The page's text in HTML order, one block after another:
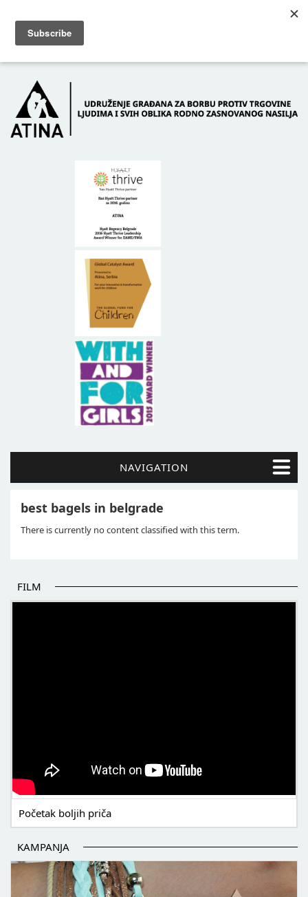
POČETNA O NAMA
NAVIGATION
best bagels in belgrade
There is currently no content classified with this term.
FILM
Početak boljih priča
KAMPANJA